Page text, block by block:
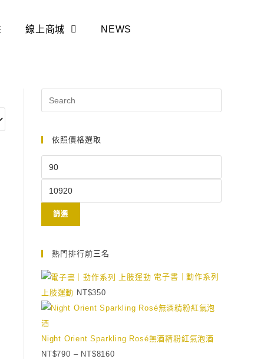
線上商城 NEWS
依照價格選取
篩選
熱門排行前三名
電子書｜動作系列
上肢運動 NT$350
Night Orient Sparkling Rosé無酒精粉紅氣泡酒
NT$790 – NT$8160